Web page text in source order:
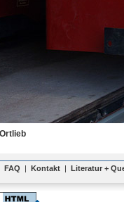
FAQ | Kontakt | Literatur +